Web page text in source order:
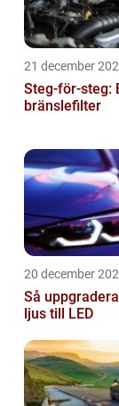
21 december
Steg-för-steg:
bränslefilter
20 december
Så
ljus till LED